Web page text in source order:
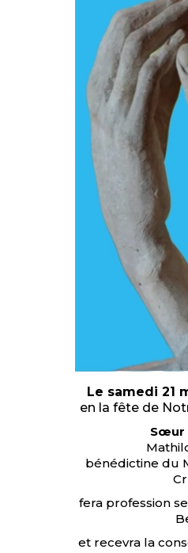
Le samedi 21
en la fête de
Sœur
bénédictine du
fera profession
et recevra la